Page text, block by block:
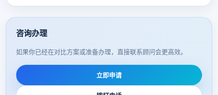
咨询办理
如果你已经在对比方案或准备办理，直接联系顾问会更高效。
立即申请